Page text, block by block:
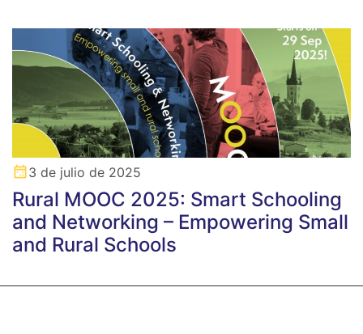
3 de julio de 2025
Rural MOOC 2025: Smart Schooling
and Networking – Empowering Small
and Rural Schools